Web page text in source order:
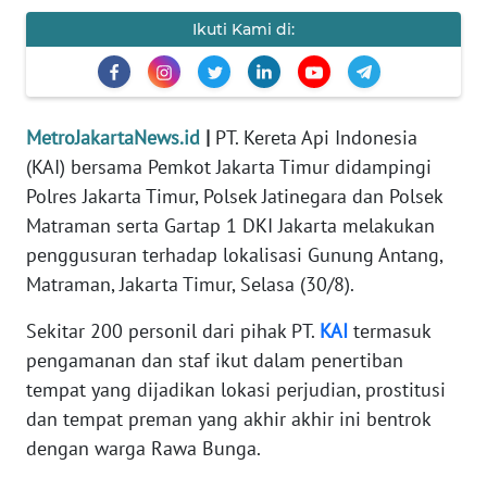
Ikuti Kami di:
MetroJakartaNews.id | PT. Kereta Api Indonesia
(KAI) bersama Pemkot Jakarta Timur didampingi
Polres Jakarta Timur, Polsek Jatinegara dan Polsek
Matraman serta Gartap 1 DKI Jakarta melakukan
penggusuran terhadap lokalisasi Gunung Antang,
Matraman, Jakarta Timur, Selasa (30/8).
Sekitar 200 personil dari pihak PT. KAI termasuk
pengamanan dan staf ikut dalam penertiban
tempat yang dijadikan lokasi perjudian, prostitusi
dan tempat preman yang akhir akhir ini bentrok
dengan warga Rawa Bunga.
PEDOMAN
SIBER
REDAKSI
Wahana
News
Regional
WN